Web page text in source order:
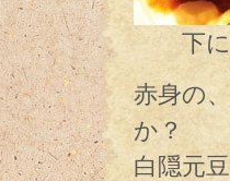
下に
赤身の
か？
白隠元